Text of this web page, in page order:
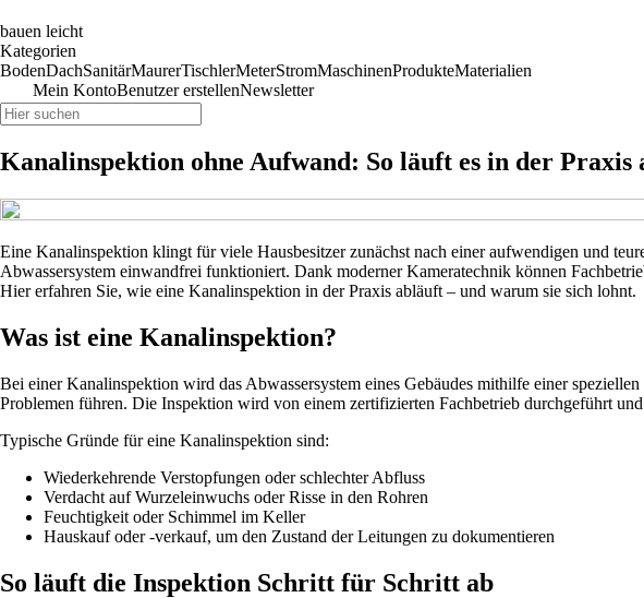
bauen leicht
Kategorien
BodenDachSanitärMaurerTischlerMeterStromMaschinenProdukteMaterialien
Mein KontoBenutzer erstellenNewsletter
Kanalinspektion ohne Aufwand: So läuft es in der Praxis
Eine Kanalinspektion klingt für viele Hausbesitzer zunächst nach einer aufwendigen und
Abwassersystem einwandfrei funktioniert. Dank moderner Kameratechnik können
Hier erfahren Sie, wie eine Kanalinspektion in der Praxis abläuft – und warum sie sich lohnt.
Was ist eine Kanalinspektion?
Bei einer Kanalinspektion wird das Abwassersystem eines Gebäudes mithilfe einer
Problemen führen. Die Inspektion wird von einem zertifizierten Fachbetrieb durchgeführt
Typische Gründe für eine Kanalinspektion sind:
Wiederkehrende Verstopfungen oder schlechter Abfluss
Verdacht auf Wurzeleinwuchs oder Risse in den Rohren
Feuchtigkeit oder Schimmel im Keller
Hauskauf oder -verkauf, um den Zustand der Leitungen zu dokumentieren
So läuft die Inspektion Schritt für Schritt ab